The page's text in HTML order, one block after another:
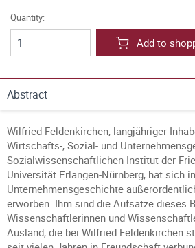
Quantity:
Add to
Abstract
Wilfried Feldenkirchen, langjähriger
Wirtschafts-, Sozial- und
Sozialwissenschaftlichen Institut der
Universität Erlangen-Nürnberg, hat sich
Unternehmensgeschichte
erworben. Ihm sind die Aufsätze dieses
Wissenschaftlerinnen und
Ausland, die bei Wilfried Feldenkirchen